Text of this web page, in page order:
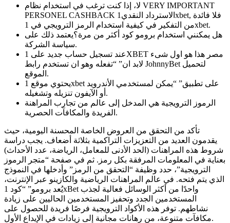
لا، إذا كنت ترغب في استخدام نظام VERY IMPORTANT
PERSONEL CASHBACK الاسترداد النقدي1xbet, فلا فائدة
من التفكير في كيفية استخدام الرمز الترويجي في 1xbet.
هل يمكنني استخدام برومو كود أكثر من مرة؟يعتمد ذلك على
سياسة الشركة.
عند تسجيل حساب جديد على 1XBET مصر هذا هو اول شىء
لابد ان” “تفعله وهو ان تستخدم رابط JohnnyBet لتحميل
الموقع.
يحتوي موقع 1xbet على تطبيق” “يمكن لمستخدمي الأندرويد
أو الآيفون تنزيله وتشغيله.
الرموز الترويجية هي المدخل إلى عالم من تجارب المراهنة
الفريدة والمكافآت الحصرية.
تأكد من التحقق من العروض الخاصة المحسنة اليومية، حيث
يقدمون العديد من التعزيزات التراكمية بثلاثة أضعاف. يجب دراسة
شروط هذه المراهنات (الحد الأدنى للمعامل، الرياضة، عدد الأحداث)
بعناية في المعلومات المرفقة بكل رمز. ثم في صفحة “متجر الرموز
الترويجية”، حدد وظيفة “التحقق من الرمز” وأدخلها في النموذج
الذي يتم فتحه. في عالم المراهنات الرياضية والكازينو عبر الإنترنت،
يُعد برومو” “كود 1xBet واحدًا من أكثر الوسائل فعالية لجذب
المستخدمين الجدد وتحفيز المستخدمين الحاليين على زيادة
نشاطهم. توفر هذه الأكواد الترويجية فرصًا فريدة للحصول على
مكافآت متنوعة، من رهانات مجانية إلى زيادات في الإيداع الأول.